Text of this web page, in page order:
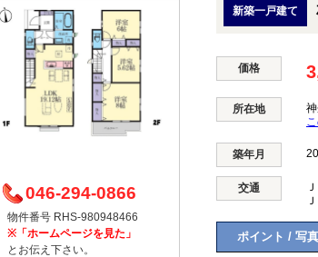
新築一戸建て
価格
所在地
築年月
交通
ポイント / 写真
046-294-0866
物件番号 RHS-980948466
※「ホームページを見た」
とお伝え下さい。